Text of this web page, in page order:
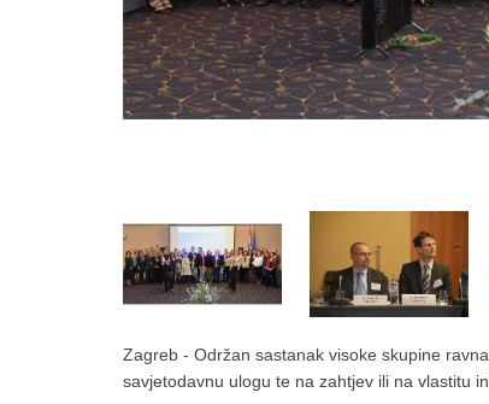
Zagreb - Održan sastanak visoke skupine
savjetodavnu ulogu te na zahtjev ili na vlastitu